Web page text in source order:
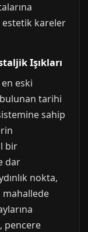
estetik kareler
Işıkları
en eski
tarihi
sahip
bir
dar
nokta,
mahallede
pencere